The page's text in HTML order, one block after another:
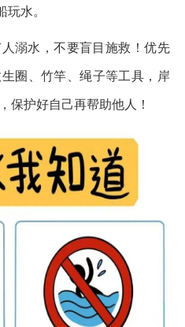
玩水。
溺水，不要盲目施救！优先
圈、竹竿、绳子等工具，岸
保护好自己再帮助他人！